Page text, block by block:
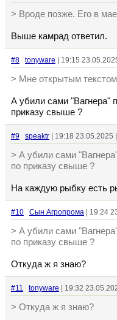
> Вроде позже. Его в
Выше камрад ответил.
#8 tonyware | 19:15
> Мне открытым текстом
А убили сами "Вагнера"
приказу свыше ?
#9 speaktr | 19:18 23.05.2025
> А убили сами
по приказу свыше ?
На каждую рыбку есть
#10 Сын Агропрома | 19:24
> А убили сами
по приказу свыше ?
Откуда ж я знаю?
#11 tonyware | 19:32
> Откуда ж я знаю?